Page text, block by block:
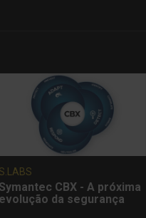
Symantec CBX - A próxima
evolução da segurança